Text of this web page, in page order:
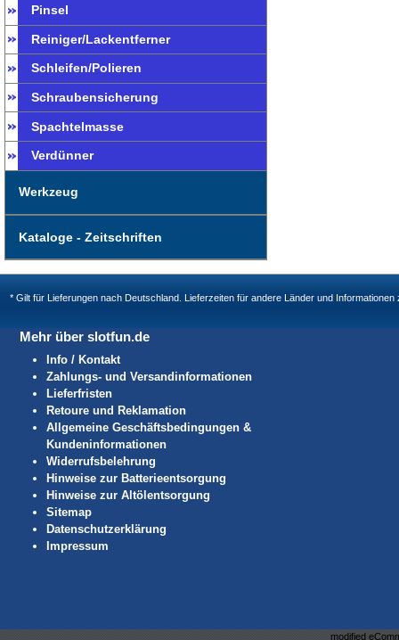
Pinsel
Reiniger/Lackentferner
Schleifen/Polieren
Schraubensicherung
Spachtelmasse
Verdünner
Werkzeug
Kataloge - Zeitschriften
* Gilt für Lieferungen nach Deutschland. Lieferzeiten für andere Länder und
Mehr über slotfun.de
Info / Kontakt
Zahlungs- und Versandinformationen
Lieferfristen
Retoure und Reklamation
Allgemeine Geschäftsbedingungen &
Kundeninformationen
Widerrufsbelehrung
Hinweise zur Batterieentsorgung
Hinweise zur Altölentsorgung
Sitemap
Datenschutzerklärung
Impressum
modified